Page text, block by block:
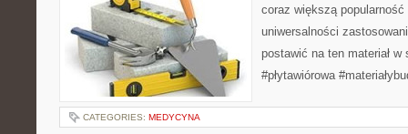
coraz większą
uniwersalności
postawić na ten materiał w
#płytawiórowa
CATEGORIES: MEDYCYNA